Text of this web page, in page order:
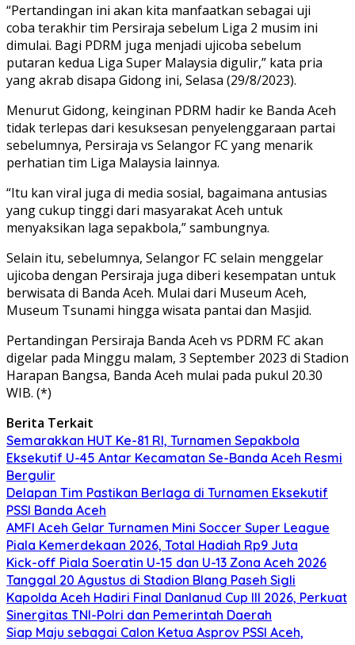
“Pertandingan ini akan kita manfaatkan sebagai uji
coba terakhir tim Persiraja sebelum Liga 2 musim ini
dimulai. Bagi PDRM juga menjadi ujicoba sebelum
putaran kedua Liga Super Malaysia digulir,” kata pria
yang akrab disapa Gidong ini, Selasa (29/8/2023).
Menurut Gidong, keinginan PDRM hadir ke Banda Aceh
tidak terlepas dari kesuksesan penyelenggaraan partai
sebelumnya, Persiraja vs Selangor FC yang menarik
perhatian tim Liga Malaysia lainnya.
“Itu kan viral juga di media sosial, bagaimana antusias
yang cukup tinggi dari masyarakat Aceh untuk
menyaksikan laga sepakbola,” sambungnya.
Selain itu, sebelumnya, Selangor FC selain menggelar
ujicoba dengan Persiraja juga diberi kesempatan untuk
berwisata di Banda Aceh. Mulai dari Museum Aceh,
Museum Tsunami hingga wisata pantai dan Masjid.
Pertandingan Persiraja Banda Aceh vs PDRM FC akan
digelar pada Minggu malam, 3 September 2023 di Stadion
Harapan Bangsa, Banda Aceh mulai pada pukul 20.30
WIB. (*)
Berita Terkait
Semarakkan HUT Ke-81 RI, Turnamen Sepakbola
Eksekutif U-45 Antar Kecamatan Se-Banda Aceh Resmi
Bergulir
Delapan Tim Pastikan Berlaga di Turnamen Eksekutif
PSSI Banda Aceh
AMFI Aceh Gelar Turnamen Mini Soccer Super League
Piala Kemerdekaan 2026, Total Hadiah Rp9 Juta
Kick-off Piala Soeratin U-15 dan U-13 Zona Aceh 2026
Tanggal 20 Agustus di Stadion Blang Paseh Sigli
Kapolda Aceh Hadiri Final Danlanud Cup III 2026, Perkuat
Sinergitas TNI-Polri dan Pemerintah Daerah
Siap Maju sebagai Calon Ketua Asprov PSSI Aceh,